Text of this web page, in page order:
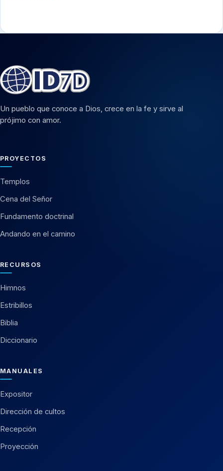
Un pueblo que conoce a Dios, crece en la fe y sirve al
prójimo con amor.
PROYECTOS
Templos
Cena del Señor
Fundamento doctrinal
Andando en el camino
RECURSOS
Himnos
Estribillos
Biblia
Diccionario
MANUALES
Expositor
Dirección de cultos
Recepción
Proyección